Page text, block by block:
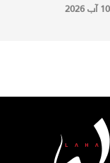
10 آب 2026